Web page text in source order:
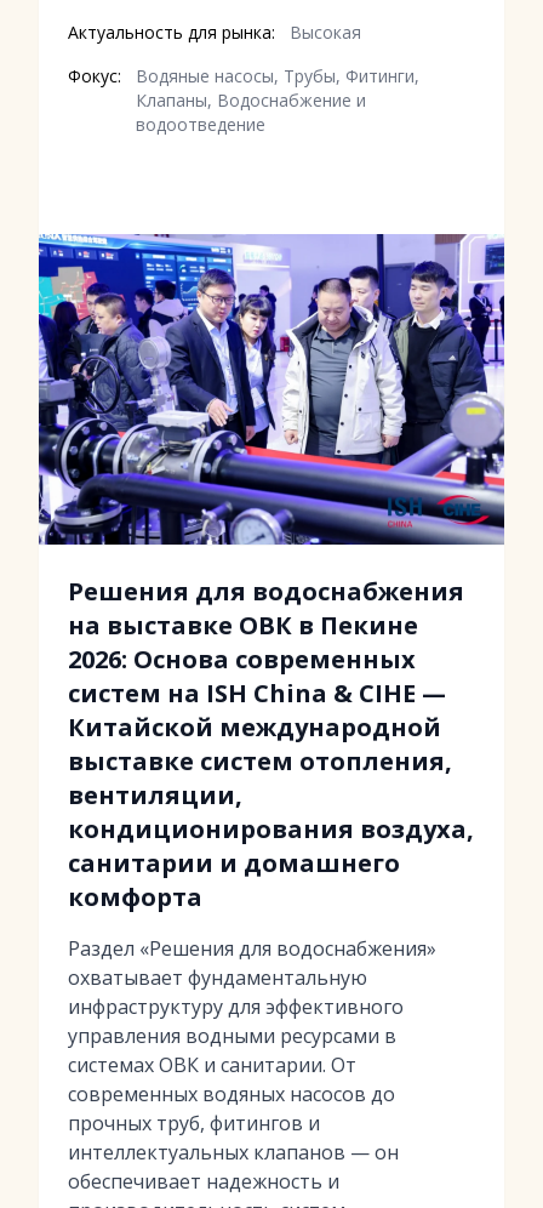
Актуальность для рынка:
Высокая
Фокус:
Водяные насосы, Трубы, Фитинги,
Клапаны, Водоснабжение и
водоотведение
Решения для водоснабжения
на выставке ОВК в Пекине
2026: Основа современных
систем на ISH China & CIHE —
Китайской международной
выставке систем отопления,
вентиляции,
кондиционирования воздуха,
санитарии и домашнего
комфорта
Раздел «Решения для водоснабжения»
охватывает фундаментальную
инфраструктуру для эффективного
управления водными ресурсами в
системах ОВК и санитарии. От
современных водяных насосов до
прочных труб, фитингов и
интеллектуальных клапанов — он
обеспечивает надежность и